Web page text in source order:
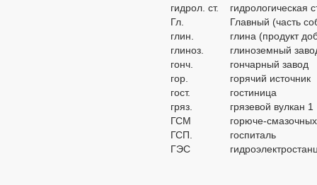
гидрол. ст.
гидрологическая
Гл.
Главный (часть
глин.
глина (продукт
глиноз.
глиноземный
гонч.
гончарный завод
гор.
горячий источник
гост.
гостиница
гряз.
грязевой вулкан 1
ГСМ
горюче-
ГСП.
госпиталь
ГЭС